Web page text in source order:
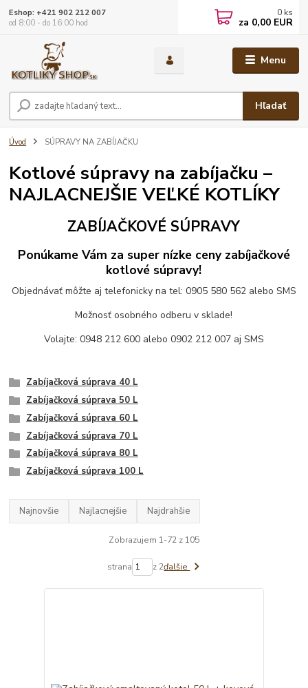
Menu
Hľadať
Eshop: +421 902 212 007
od 8:00 - do 16:00 hod
0 ks
za 0,00 EUR
Úvod SÚPRAVY NA ZABÍJAČKU
Kotlové súpravy na zabíjačku –
NAJLACNEJŠIE VEĽKÉ KOTLÍKY
ZABÍJAČKOVÉ SÚPRAVY
Ponúkame Vám za super nízke ceny zabíjačkové
kotlové súpravy!
Objednávať môžte aj telefonicky na tel: 0905 580 562 alebo SMS
Možnosť osobného odberu v sklade!
Volajte: 0948 212 600alebo 0902 212 007 aj SMS
Zabíjačková súprava 40 L
Zabíjačková súprava 50 L
Zabíjačková súprava 60 L
Zabíjačková súprava 70 L
Zabíjačková súprava 80 L
Zabíjačková súprava 100 L
Najnovšie Najlacnejšie Najdrahšie
Zobrazujem 1-72 z 105
strana z 2ďalšie